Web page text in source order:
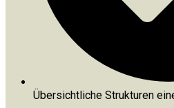
Übersichtliche Strukturen